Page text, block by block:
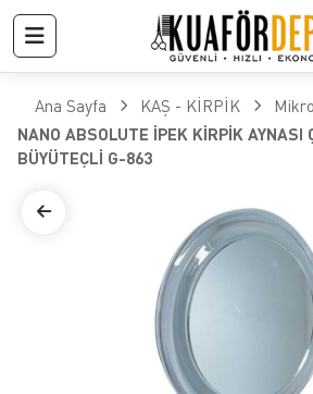
Ana Sayfa KAŞ - KİRPİK
NANO ABSOLUTE İPEK KİRPİK AYNASI
BÜYÜTEÇLİ G-863